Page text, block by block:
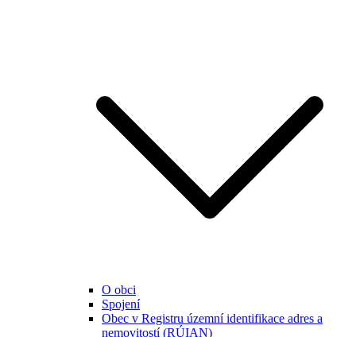
O obci
Spojení
Obec v Registru územní identifikace adres a
nemovitostí (RÚIAN)